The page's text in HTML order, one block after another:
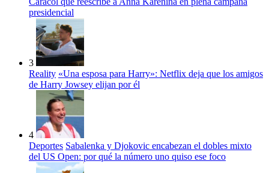
presidencial
3
Reality «Una esposa para Harry»: Netflix deja que los amigos
de Harry Jowsey elijan por él
4
Deportes Sabalenka y Djokovic encabezan el dobles mixto
del US Open: por qué la número uno quiso ese foco